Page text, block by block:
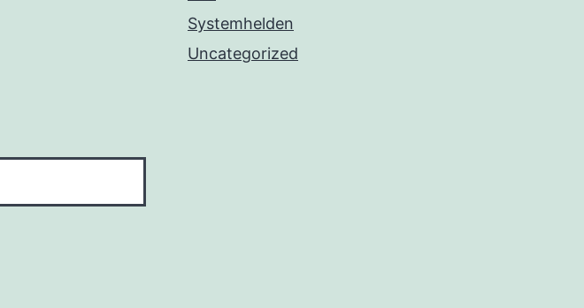
Systemhelden
Uncategorized